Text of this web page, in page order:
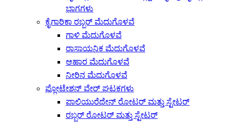
ಭಾಗಗಳು
ಕೈಗಾರಿಕಾ ರಬ್ಬರ್ ಮೆದುಗೊಳವೆ
ಗಾಳಿ ಮೆದುಗೊಳವೆ
ರಾಸಾಯನಿಕ ಮೆದುಗೊಳವೆ
ಆಹಾರ ಮೆದುಗೊಳವೆ
ನೀರಿನ ಮೆದುಗೊಳವೆ
ಫ್ಲೋಟೇಶನ್ ವೇರ್ ಘಟಕಗಳು
ಪಾಲಿಯುರೆಥೇನ್ ರೋಟರ್ ಮತ್ತು ಸ್ಟೇಟರ್
ರಬ್ಬರ್ ರೋಟರ್ ಮತ್ತು ಸ್ಟೇಟರ್